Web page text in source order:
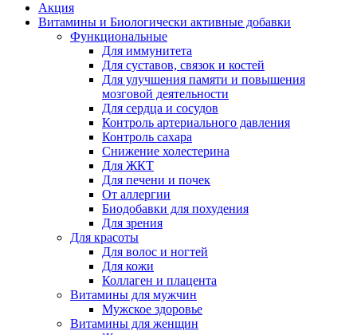
Акция
Витамины и Биологически активные добавки
Функциональные
Для иммунитета
Для суставов, связок и костей
Для улучшения памяти и повышения
мозговой деятельности
Для сердца и сосудов
Контроль артериального давления
Контроль сахара
Снижение холестерина
Для ЖКТ
Для печени и почек
От аллергии
Биодобавки для похудения
Для зрения
Для красоты
Для волос и ногтей
Для кожи
Коллаген и плацента
Витамины для мужчин
Мужское здоровье
Витамины для женщин